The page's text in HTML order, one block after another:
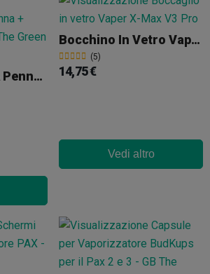
Vaporizzatore A Penna + Atomizzatore
Bocchino In Vetro Vaper X-Max V3 Pro
(5)
14,75 €
Vedi altro